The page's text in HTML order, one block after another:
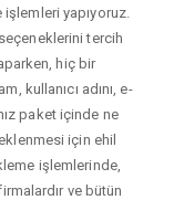
yapıyoruz.
tercih
hiç bir
kullanıcı adını, e-
paket içinde ne
için ehil
işlemlerinde,
ve bütün